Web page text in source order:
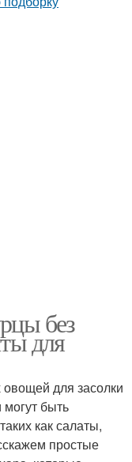
без
для
для засолки
быть
как салаты,
простые